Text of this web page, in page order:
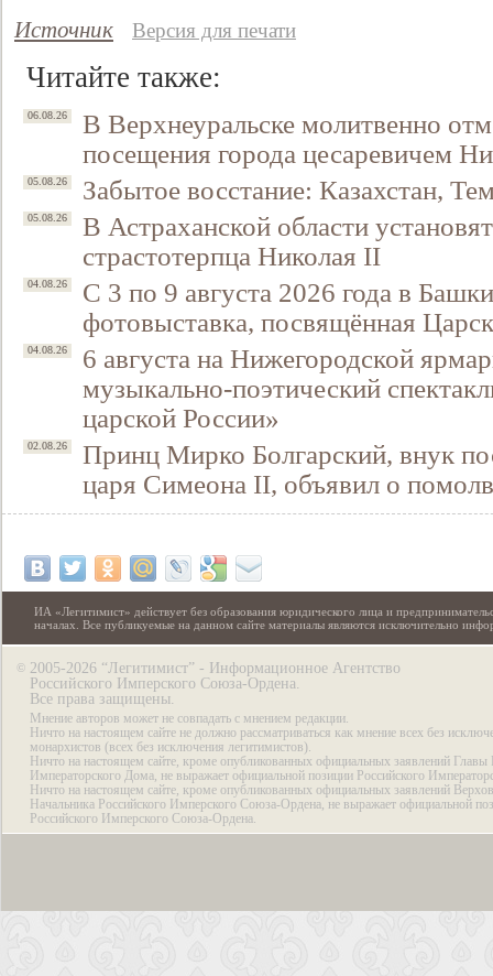
Источник
Версия для печати
Читайте также:
06.08.26
В Верхнеуральске молитвенно
посещения города цесаревичем
05.08.26 Забытое восстание: Казахстан,
05.08.26
В Астраханской области
страстотерпца Николая II
04.08.26
С 3 по 9 августа 2026 года в
фотовыставка, посвящённая
04.08.26
6 августа на Нижегородской
музыкально-поэтический
царской России»
02.08.26
Принц Мирко Болгарский, внук
царя Симеона II, объявил о
ИА «Легитимист» действует без образования юридического лица и
началах. Все публикуемые на данном сайте материалы являются исключительно
© 2005-2026 “Легитимист” - Информационное Агентство
Российского Имперского Союза-Ордена.
Все права защищены.
Мнение авторов может не совпадать с мнением редакции.
Ничто на настоящем сайте не должно рассматриваться как мнение всех без
монархистов (всех без исключения легитимистов).
Ничто на настоящем сайте, кроме опубликованных официальных заявлений Главы
Императорского Дома, не выражает официальной позиции Российского
Ничто на настоящем сайте, кроме опубликованных официальных заявлений
Начальника Российского Имперского Союза-Ордена, не выражает официальной
Российского Имперского Союза-Ордена.